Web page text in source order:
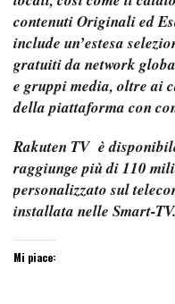
contenuti Originali ed
include un’estesa
gratuiti da network
e gruppi media, oltre ai
della piattaforma con
Rakuten TV è
raggiunge più di 110
personalizzato sul
installata nelle Smart-TV.
Mi piace: